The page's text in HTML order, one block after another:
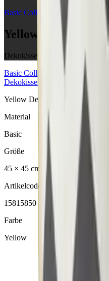
Basic Collection
Yellow
Dekokissen
Basic Collection
Dekokissen
Yellow Dekokissen aus der
Material
Basic
Größe
45 × 45 cm
Artikelcode
15815850
Farbe
Yellow
ANFRAGE SENDEN